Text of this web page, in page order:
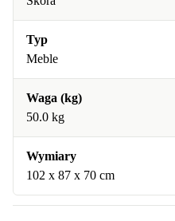
Typ
Meble
Waga (kg)
50.0 kg
Wymiary
102 x 87 x 70 cm